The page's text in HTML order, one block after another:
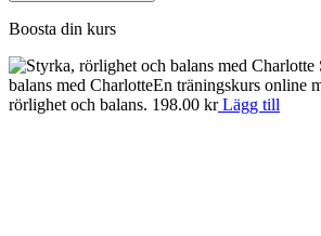
Boosta din kurs
balans med CharlotteEn träningskurs online
rörlighet och balans. 198.00 krLägg till